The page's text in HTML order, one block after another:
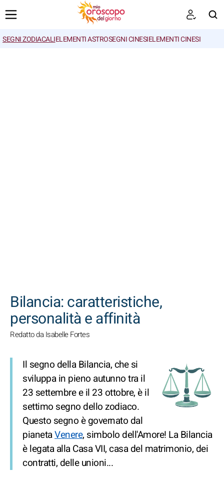
SEGNI ZODIACALIELEMENTI ASTROSEGNI CINESIELEMENTI CINESI
Bilancia: caratteristiche,
personalità e affinità
Redatto da Isabelle Fortes
Il segno della Bilancia, che si
sviluppa in pieno autunno tra il
23 settembre e il 23 ottobre, è il
settimo segno dello zodiaco.
Questo segno è governato dal
pianetaVenere, simbolo dell'Amore! La Bilancia
è legata alla Casa VII, casa del matrimonio, dei
contratti, delle unioni...